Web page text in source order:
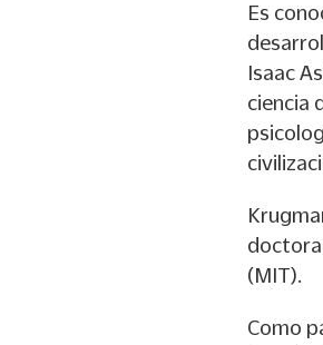
Es
Isaac
ciencia
(MIT).
Como